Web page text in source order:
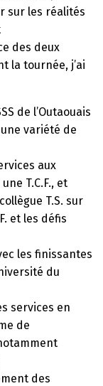
sur les réalités
des deux
la tournée, j’ai
de l’Outaouais
variété de
aux
T.C.F., et
T.S. sur
et les défis
les finissantes
du
services en
de
des